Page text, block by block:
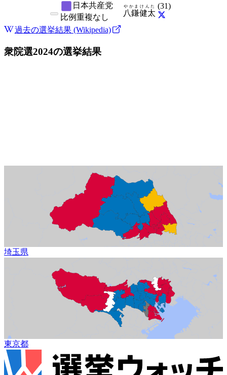
日本共産党
比例重複なし 八鎌
やかま
健太
けんた (31)
過去の選挙結果 (Wikipedia)
衆院選2024の選挙結果
埼玉県
東京都